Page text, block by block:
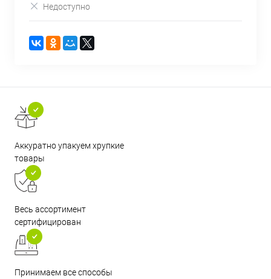
Недоступно
Аккуратно упакуем хрупкие
товары
Весь ассортимент
сертифицирован
Принимаем все способы